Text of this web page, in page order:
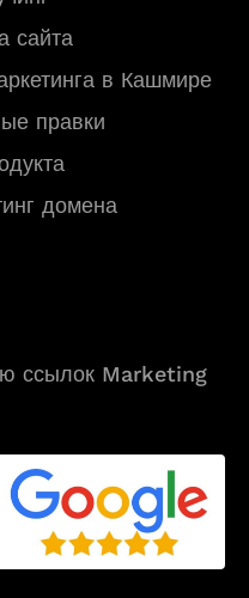
сайта
в Кашмире
правки
домена
ссылок Marketing